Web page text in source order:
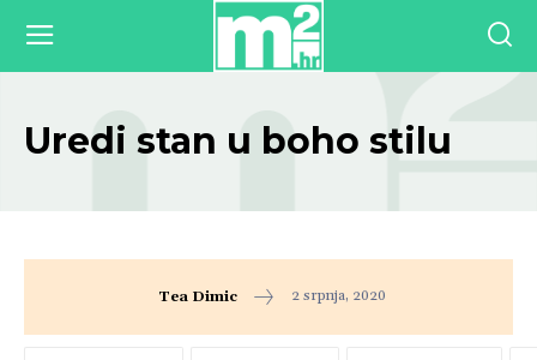
Uredi stan u boho stilu
Tea Dimic 2 srpnja, 2020